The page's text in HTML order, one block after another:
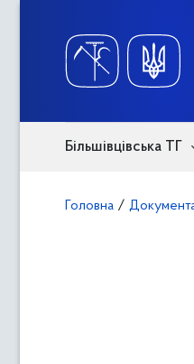
Більшівцівська ТГ
Головна /